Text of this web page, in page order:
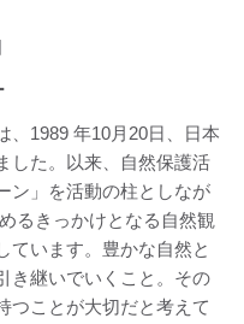
、1989 年10月20日、日本
した。以来、自然保護活
ン」を活動の柱としなが
るきっかけとなる自然観
ています。豊かな自然と
き継いでいくこと。その
つことが大切だと考えて